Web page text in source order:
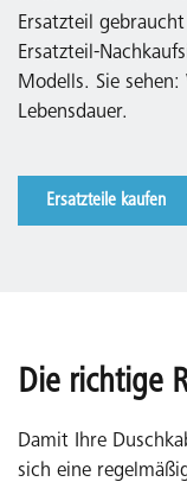
Ersatzteil
Ersatzteil-
Modells. Sie
Lebensdauer.
Ersatzteile kaufen
Die richtige
Damit Ihre
sich eine